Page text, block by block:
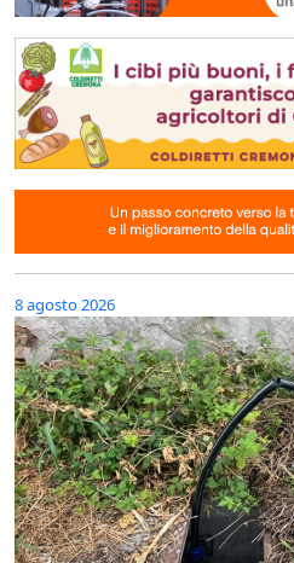
8 agosto 2026